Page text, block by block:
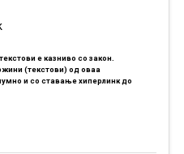
е казниво со закон.
(текстови) од оваа
и со ставање хиперлинк до